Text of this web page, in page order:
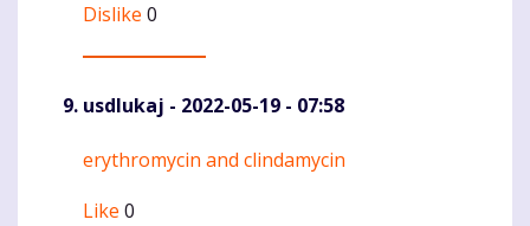
Dislike 0
usdlukaj - 2022-05-19 - 07:58
Komentaras
erythromycin and clindamycin
Like 0